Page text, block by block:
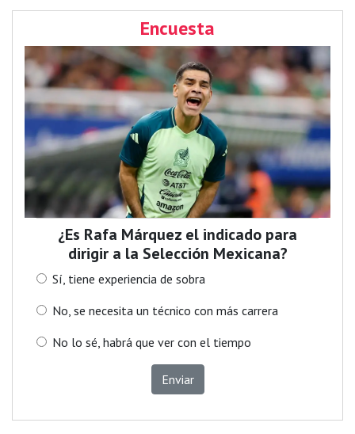
Encuesta
¿Es Rafa Márquez el indicado para
dirigir a la Selección Mexicana?
Sí, tiene experiencia de sobra
No, se necesita un técnico con más carrera
No lo sé, habrá que ver con el tiempo
Enviar